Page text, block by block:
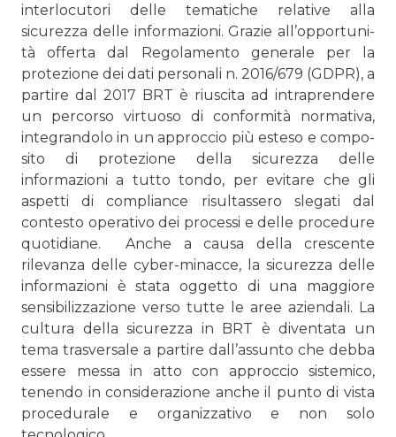
interlocutori delle tematiche relati­ve alla
sicurezza delle informazioni. Grazie all’opportuni­
tà offerta dal Regolamento generale per la
protezione dei dati personali n. 2016/679 (GDPR), a
partire dal 2017 BRT è riuscita ad intraprendere
un percorso virtuoso di conformità normativa,
integrandolo in un approccio più esteso e compo­
sito di protezione della sicurezza delle
informazioni a tutto tondo, per evitare che gli
aspetti di compliance risultassero slegati dal
contesto operativo dei processi e delle procedure
quotidiane. Anche a causa della crescente
rilevanza delle cyber-minacce, la sicurezza delle
informazioni è stata oggetto di una mag­giore
sensibilizzazione verso tutte le aree aziendali. La
cul­tura della sicurezza in BRT è diventata un
tema trasversale a partire dall’assunto che debba
essere messa in atto con ap­proccio sistemico,
tenendo in considerazione anche il punto di vista
procedurale e organizzativo e non solo